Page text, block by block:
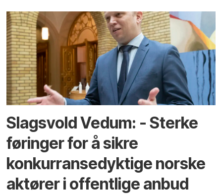
Slagsvold Vedum: - Sterke
føringer for å sikre
konkurransedyktige norske
aktører i offentlige anbud